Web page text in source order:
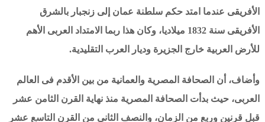
الأفريقى عندما امتد حكم سلطنة عمان إلى زنجبار بالشرق
الأفريقى سنة 1832 ميلاديا، وكان هذا ربما الامتداد العربى الأهم
للأرض العربية خارج الجزيرة وديار العرب التقليدية.
وأضاف، أن الصحافة المصرية والعمانية من بين الأقدم فى العالم
العربى، حيث بدأت الصحافة المصرية منذ نهاية القرن الثامن عشر
قبل قرنين وربع من الزمان، والنصف الثانى من القرن التاسع عشر